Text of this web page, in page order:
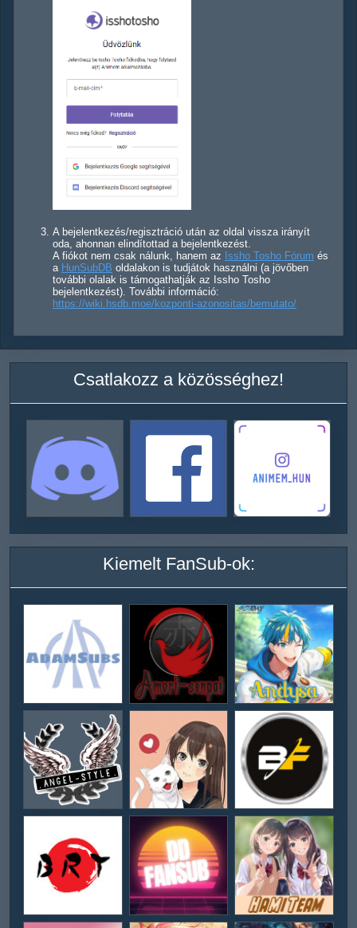
A bejelentkezés/regisztráció után az oldal vissza irányít
oda, ahonnan elindítottad a bejelentkezést.
A fiókot nem csak nálunk, hanem az Issho Tosho Fórum és
a HunSubDB oldalakon is tudjátok használni (a jövőben
további olalak is támogathatják az Issho Tosho
bejelentkezést). További információ:
https://wiki.hsdb.moe/kozponti-azonositas/bemutato/
Csatlakozz a közösséghez!
Kiemelt FanSub-ok: